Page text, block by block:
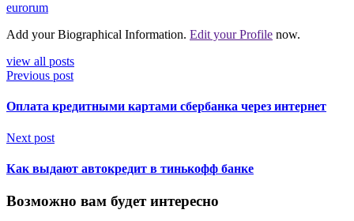
eurorum
Add your Biographical Information. Edit your Profile now.
view all posts
Previous post
Оплата кредитными картами сбербанка через интернет
Next post
Как выдают автокредит в тинькофф банке
Возможно вам будет интересно